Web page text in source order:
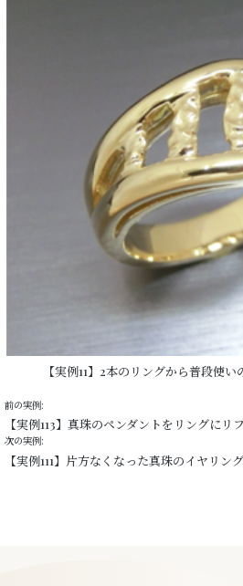
【実例11】2本のリングから普段使
前の実例:
【実例113】真珠のペンダントをリングにリ
次の実例:
【実例111】片方なくなった真珠のイヤリン